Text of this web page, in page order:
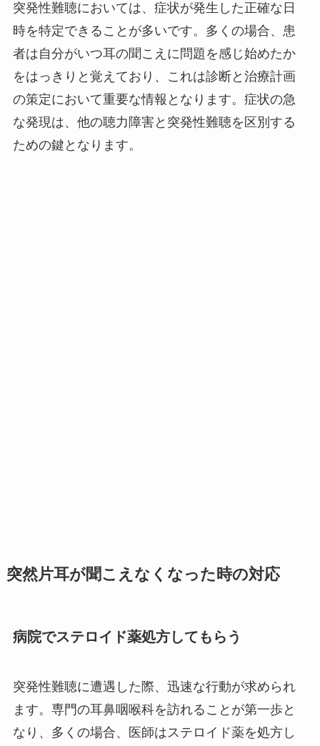
突発性難聴においては、症状が発生した正確な日
時を特定できることが多いです。多くの場合、患
者は自分がいつ耳の聞こえに問題を感じ始めたか
をはっきりと覚えており、これは診断と治療計画
の策定において重要な情報となります。症状の急
な発現は、他の聴力障害と突発性難聴を区別する
ための鍵となります。
突然片耳が聞こえなくなった時の対応
病院でステロイド薬処方してもらう
突発性難聴に遭遇した際、迅速な行動が求められ
ます。専門の耳鼻咽喉科を訪れることが第一歩と
なり、多くの場合、医師はステロイド薬を処方し